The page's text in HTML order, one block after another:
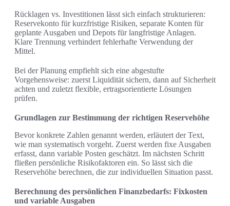
Rücklagen vs. Investitionen lässt sich einfach strukturieren:
Reservekonto für kurzfristige Risiken, separate Konten für
geplante Ausgaben und Depots für langfristige Anlagen.
Klare Trennung verhindert fehlerhafte Verwendung der
Mittel.
Bei der Planung empfiehlt sich eine abgestufte
Vorgehensweise: zuerst Liquidität sichern, dann auf Sicherheit
achten und zuletzt flexible, ertragsorientierte Lösungen
prüfen.
Grundlagen zur Bestimmung der richtigen Reservehöhe
Bevor konkrete Zahlen genannt werden, erläutert der Text,
wie man systematisch vorgeht. Zuerst werden fixe Ausgaben
erfasst, dann variable Posten geschätzt. Im nächsten Schritt
fließen persönliche Risikofaktoren ein. So lässt sich die
Reservehöhe berechnen, die zur individuellen Situation passt.
Berechnung des persönlichen Finanzbedarfs: Fixkosten
und variable Ausgaben